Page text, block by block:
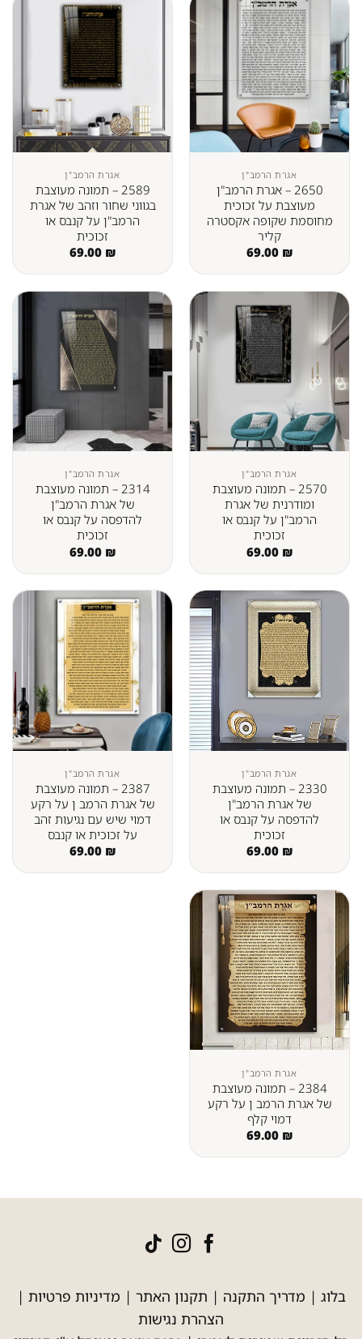
אגרת הרמב"ן
2650 – אגרת הרמב"ן
מעוצבת על זכוכית
מחוסמת שקופה אקסטרה
קליר
69.00 ₪
אגרת הרמב"ן
2589 – תמונה מעוצבת
בגווני שחור וזהב של אגרת
הרמב"ן על קנבס או
זכוכית
69.00 ₪
אגרת הרמב"ן
2570 – תמונה מעוצבת
ומודרנית של אגרת
הרמב"ן על קנבס או
זכוכית
69.00 ₪
אגרת הרמב"ן
2314 – תמונה מעוצבת
של אגרת הרמב"ן
להדפסה על קנבס או
זכוכית
69.00 ₪
אגרת הרמב"ן
2330 – תמונה מעוצבת
של אגרת הרמב"ן
להדפסה על קנבס או
זכוכית
69.00 ₪
אגרת הרמב"ן
2387 – תמונה מעוצבת
של אגרת הרמב ן על רקע
דמוי שיש עם נגיעות זהב
על זכוכית או קנבס
69.00 ₪
אגרת הרמב"ן
2384 – תמונה מעוצבת
של אגרת הרמב ן על רקע
דמוי קלף
69.00 ₪
בלוג | מדריך התקנה | תקנון האתר | מדיניות פרטיות |
הצהרת נגישות